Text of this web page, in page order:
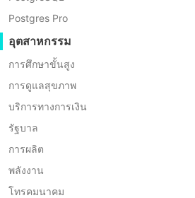
Postgres Pro
อุตสาหกรรม
การศึกษาขั้นสูง
การดูแลสุขภาพ
บริการทางการเงิน
รัฐบาล
การผลิต
พลังงาน
โทรคมนาคม